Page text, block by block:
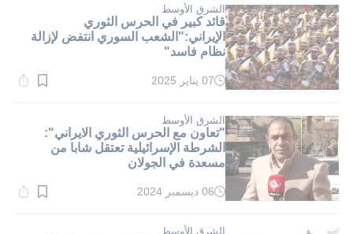
دقيقة.
الشرق الأوسط
قائد كبير في الحرس الثوري
الإيراني:"الشعب السوري انتفض لإزالة
نظام فاسد"
وقت
دقيقة.
07 يناير 2025
الشرق الأوسط
"تعاون مع الحرس الثوري الايراني":
الشرطة الإسرائيلية تعتقل شابا من
مسعدة في الجولان
وقت
دقيقة.
06 ديسمبر 2024
الشرق الأوسط